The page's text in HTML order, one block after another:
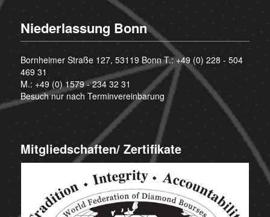
Niederlassung Bonn
Bornheimer Straße 127, 53119 Bonn T.:+49 (0) 228 - 504
469 31
M.: +49 (0) 1579 - 234 32 31
Besuch nur nach Terminvereinbarung
Mitgliedschaften/ Zertifikate